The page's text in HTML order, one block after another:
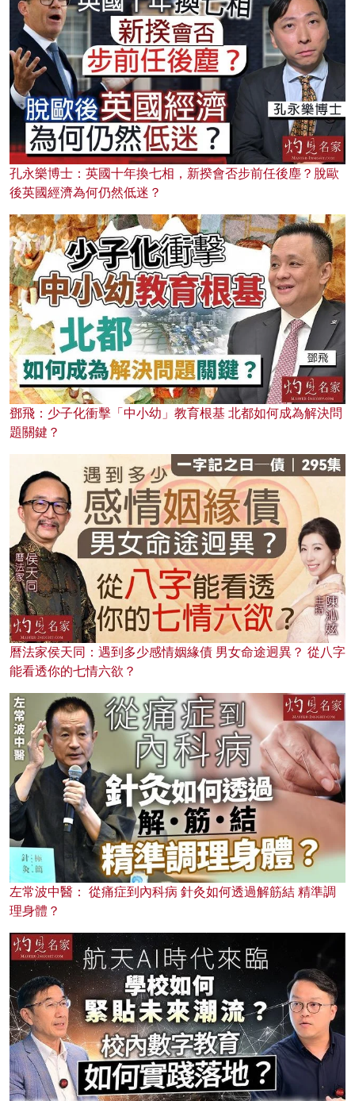
孔永樂博士：英國十年換七相，新揆會否步前任後塵？脫歐
後英國經濟為何仍然低迷？
鄧飛：少子化衝擊「中小幼」教育根基 北都如何成為解決問
題關鍵？
曆法家侯天同：遇到多少感情姻緣債 男女命途迥異？ 從八字
能看透你的七情六欲？
左常波中醫： 從痛症到內科病 針灸如何透過解筋結 精準調
理身體？